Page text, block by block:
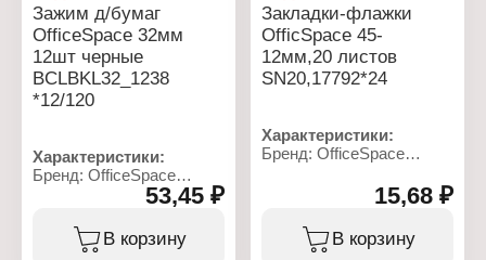
Зажим д/бумаг
OfficeSpace 32мм
12шт черные
BCLBKL32_1238
*12/120
Характеристики:
Бренд: OfficeSpace
Артикул: 178801
Тип товара: Зажим для
бумаг
Цвет: черный
53,45 ₽
В корзину
Закладки-флажки
OfficSpace 45-
12мм,20 листов
SN20,17792*24
Характеристики:
Бренд: OfficeSpace
Тип товара: Закладки
самоклеящиеся
Размер: 45х12 мм
15,68 ₽
В корзину